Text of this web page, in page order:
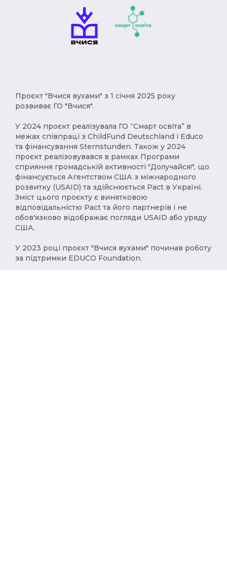
Проєкт "Вчися вухами" з 1 січня 2025 року
розвиває ГО "Вчися".
У 2024 проєкт реалізувала ГО “Смарт освіта” в
межах співпраці з ChildFund Deutschland і Educo
та фінансування Sternstunden. Також у 2024
проєкт реалізовувався в рамках Програми
сприяння громадській активності "Долучайся!", що
фінансується Агентством США з міжнародного
розвитку (USAID) та здійснюється Pact в Україні.
Зміст цього проєкту є винятковою
відповідальністю Pact та його партнерів і не
обов'язково відображає погляди USAID або уряду
США.
У 2023 році проєкт "Вчися вухами" починав роботу
за підтримки EDUCO Foundation.